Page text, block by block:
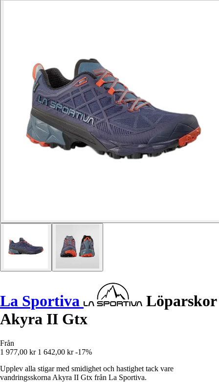
La Sportiva
Löparskor
Akyra II Gtx
Från
1 977,00 kr 1 642,00 kr -17%
Upplev alla stigar med smidighet och hastighet tack vare
vandringsskorna Akyra II Gtx från La Sportiva.